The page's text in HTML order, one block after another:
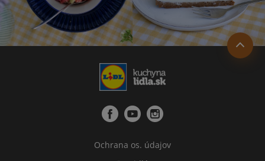
Ochrana os. údajov